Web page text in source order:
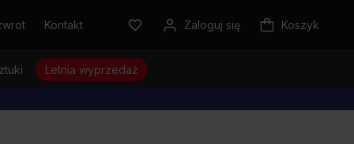
Kontakt Zaloguj się Koszyk
Letnia wyprzedaż